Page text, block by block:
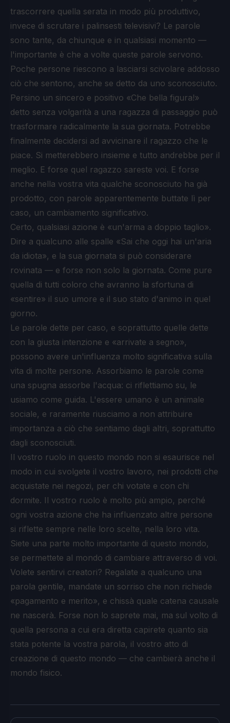
trascorrere quella serata in modo più produttivo,
invece di scrutare i palinsesti televisivi? Le parole
sono tante, da chiunque e in qualsiasi momento —
l'importante è che a volte queste parole servono.
Poche persone riescono a lasciarsi scivolare addosso
ciò che sentono, anche se detto da uno sconosciuto.
Persino un sincero e positivo «Che bella figura!»
detto senza volgarità a una ragazza di passaggio può
trasformare radicalmente la sua giornata. Potrebbe
finalmente decidersi ad avvicinare il ragazzo che le
piace. Si metterebbero insieme e tutto andrebbe per il
meglio. E forse quel ragazzo sareste voi. E forse
anche nella vostra vita qualche sconosciuto ha già
prodotto, con parole apparentemente buttate lì per
caso, un cambiamento significativo.
Certo, qualsiasi azione è «un'arma a doppio taglio».
Dire a qualcuno alle spalle «Sai che oggi hai un'aria
da idiota», e la sua giornata si può considerare
rovinata — e forse non solo la giornata. Come pure
quella di tutti coloro che avranno la sfortuna di
«sentire» il suo umore e il suo stato d'animo in quel
giorno.
Le parole dette per caso, e soprattutto quelle dette
con la giusta intenzione e «arrivate a segno»,
possono avere un'influenza molto significativa sulla
vita di molte persone. Assorbiamo le parole come
una spugna assorbe l'acqua: ci riflettiamo su, le
usiamo come guida. L'essere umano è un animale
sociale, e raramente riusciamo a non attribuire
importanza a ciò che sentiamo dagli altri, soprattutto
dagli sconosciuti.
Il vostro ruolo in questo mondo non si esaurisce nel
modo in cui svolgete il vostro lavoro, nei prodotti che
acquistate nei negozi, per chi votate e con chi
dormite. Il vostro ruolo è molto più ampio, perché
ogni vostra azione che ha influenzato altre persone
si riflette sempre nelle loro scelte, nella loro vita.
Siete una parte molto importante di questo mondo,
se permettete al mondo di cambiare attraverso di voi.
Volete sentirvi creatori? Regalate a qualcuno una
parola gentile, mandate un sorriso che non richiede
«pagamento e merito», e chissà quale catena causale
ne nascerà. Forse non lo saprete mai, ma sul volto di
quella persona a cui era diretta capirete quanto sia
stata potente la vostra parola, il vostro atto di
creazione di questo mondo — che cambierà anche il
mondo fisico.